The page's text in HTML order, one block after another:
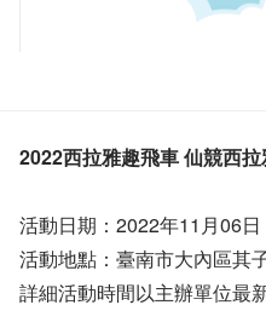
2022西拉雅趣飛車 仙競西
活動日期：2022年11月06日
活動地點：臺南市大內區其
詳細活動時間以主辦單位最